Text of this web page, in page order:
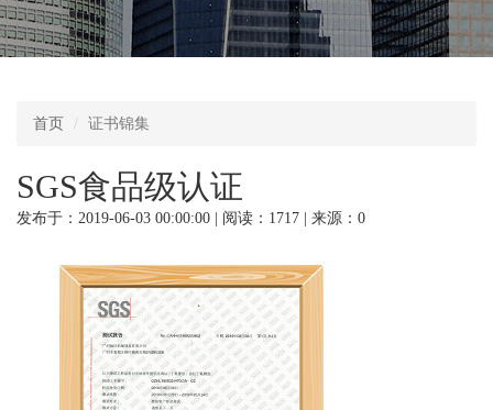
首页 证书锦集
SGS食品级认证
发布于：2019-06-03 00:00:00 | 阅读：1717 | 来源：0